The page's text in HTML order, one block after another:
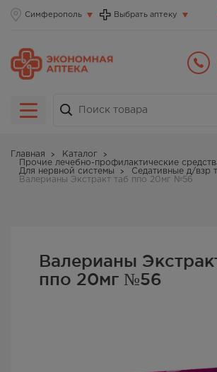
Симферополь Выбрать аптеку
Главная
Каталог
Прочие лечебно-профилактические
Для нервной системы
Седативные д/взр
Валерианы Экстракт таб ппо 20мг №56
Валерианы
ппо 20мг №56